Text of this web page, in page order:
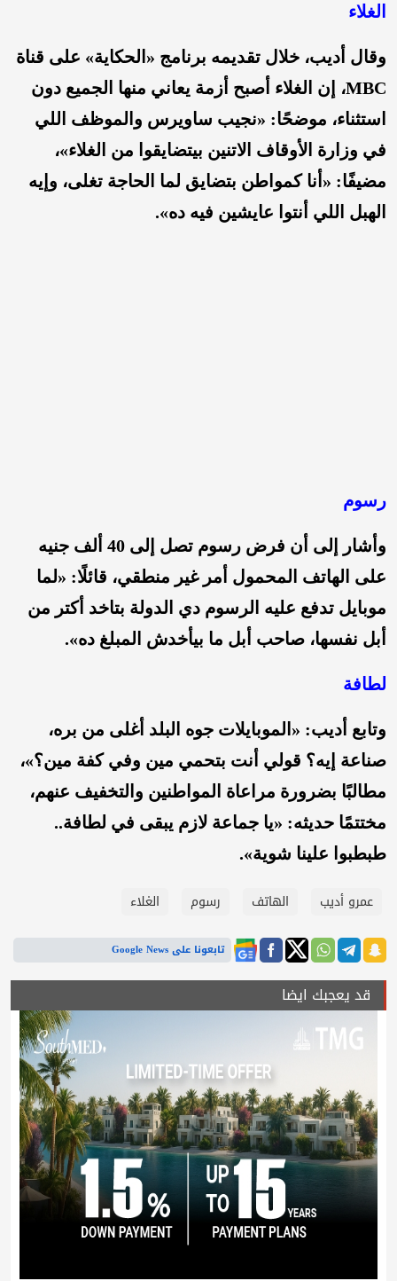
الغلاء
وقال أديب، خلال تقديمه برنامج «الحكاية» على قناة
MBC، إن الغلاء أصبح أزمة يعاني منها الجميع دون
استثناء، موضحًا: «نجيب ساويرس والموظف اللي
في وزارة الأوقاف الاتنين بيتضايقوا من الغلاء»،
مضيفًا: «أنا كمواطن بتضايق لما الحاجة تغلى، وإيه
الهبل اللي أنتوا عايشين فيه ده».
رسوم
وأشار إلى أن فرض رسوم تصل إلى 40 ألف جنيه
على الهاتف المحمول أمر غير منطقي، قائلًا: «لما
موبايل تدفع عليه الرسوم دي الدولة بتاخد أكتر من
أبل نفسها، صاحب أبل ما بيأخدش المبلغ ده».
لطافة
وتابع أديب: «الموبايلات جوه البلد أغلى من بره،
صناعة إيه؟ قولي أنت بتحمي مين وفي كفة مين؟»،
مطالبًا بضرورة مراعاة المواطنين والتخفيف عنهم،
مختتمًا حديثه: «يا جماعة لازم يبقى في لطافة..
طبطبوا علينا شوية».
عمرو أديب الهاتف رسوم الغلاء
تابعونا على Google News
قد يعجبك ايضا